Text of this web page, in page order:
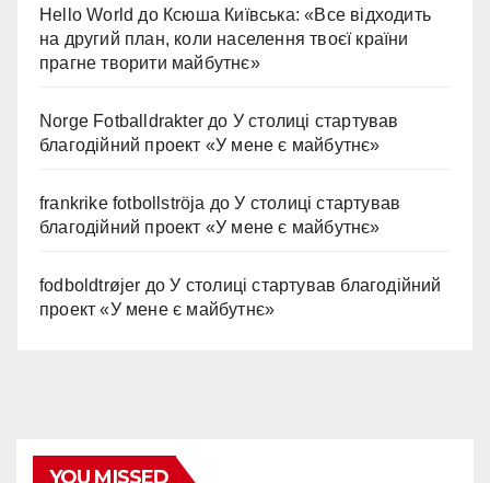
Hello World до Ксюша Київська: «Все відходить
на другий план, коли населення твоєї країни
прагне творити майбутнє»
Norge Fotballdrakter до У столиці стартував
благодійний проект «У мене є майбутнє»
frankrike fotbollströja доУ столиці стартував
благодійний проект «У мене є майбутнє»
fodboldtrøjer доУ столиці стартував благодійний
проект «У мене є майбутнє»
YOU MISSED